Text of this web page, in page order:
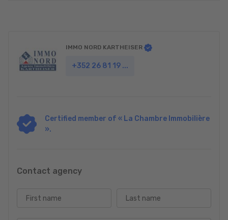
IMMO NORD KARTHEISER
+352 26 81 19 ...
Certified member of « La Chambre Immobilière
».
Contact agency
First name Last name